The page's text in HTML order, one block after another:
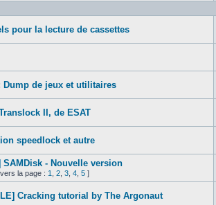
pour la lecture de cassettes
Dump de jeux et utilitaires
II, de ESAT
speedlock et autre
SAMDisk - Nouvelle version
la page : 1 2 3 4 5 ]
Cracking tutorial by The Argonaut